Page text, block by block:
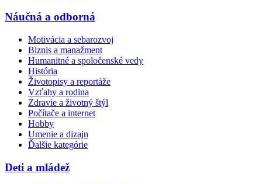
Náučná a odborná
Motivácia a sebarozvoj
Biznis a manažment
Humanitné a spoločenské vedy
História
Životopisy a reportáže
Vzťahy a rodina
Zdravie a životný štýl
Počítače a internet
Hobby
Umenie a dizajn
Ďalšie kategórie
Deti a mládež